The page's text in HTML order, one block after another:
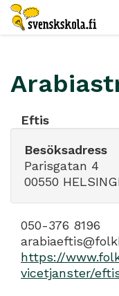
Eftis
Besöksadress
Parisgatan 4
00550
050-376 8196
https://
vicetjanster/